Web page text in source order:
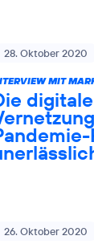
28. Oktober 2020
MIT
digitale
26. Oktober 2020